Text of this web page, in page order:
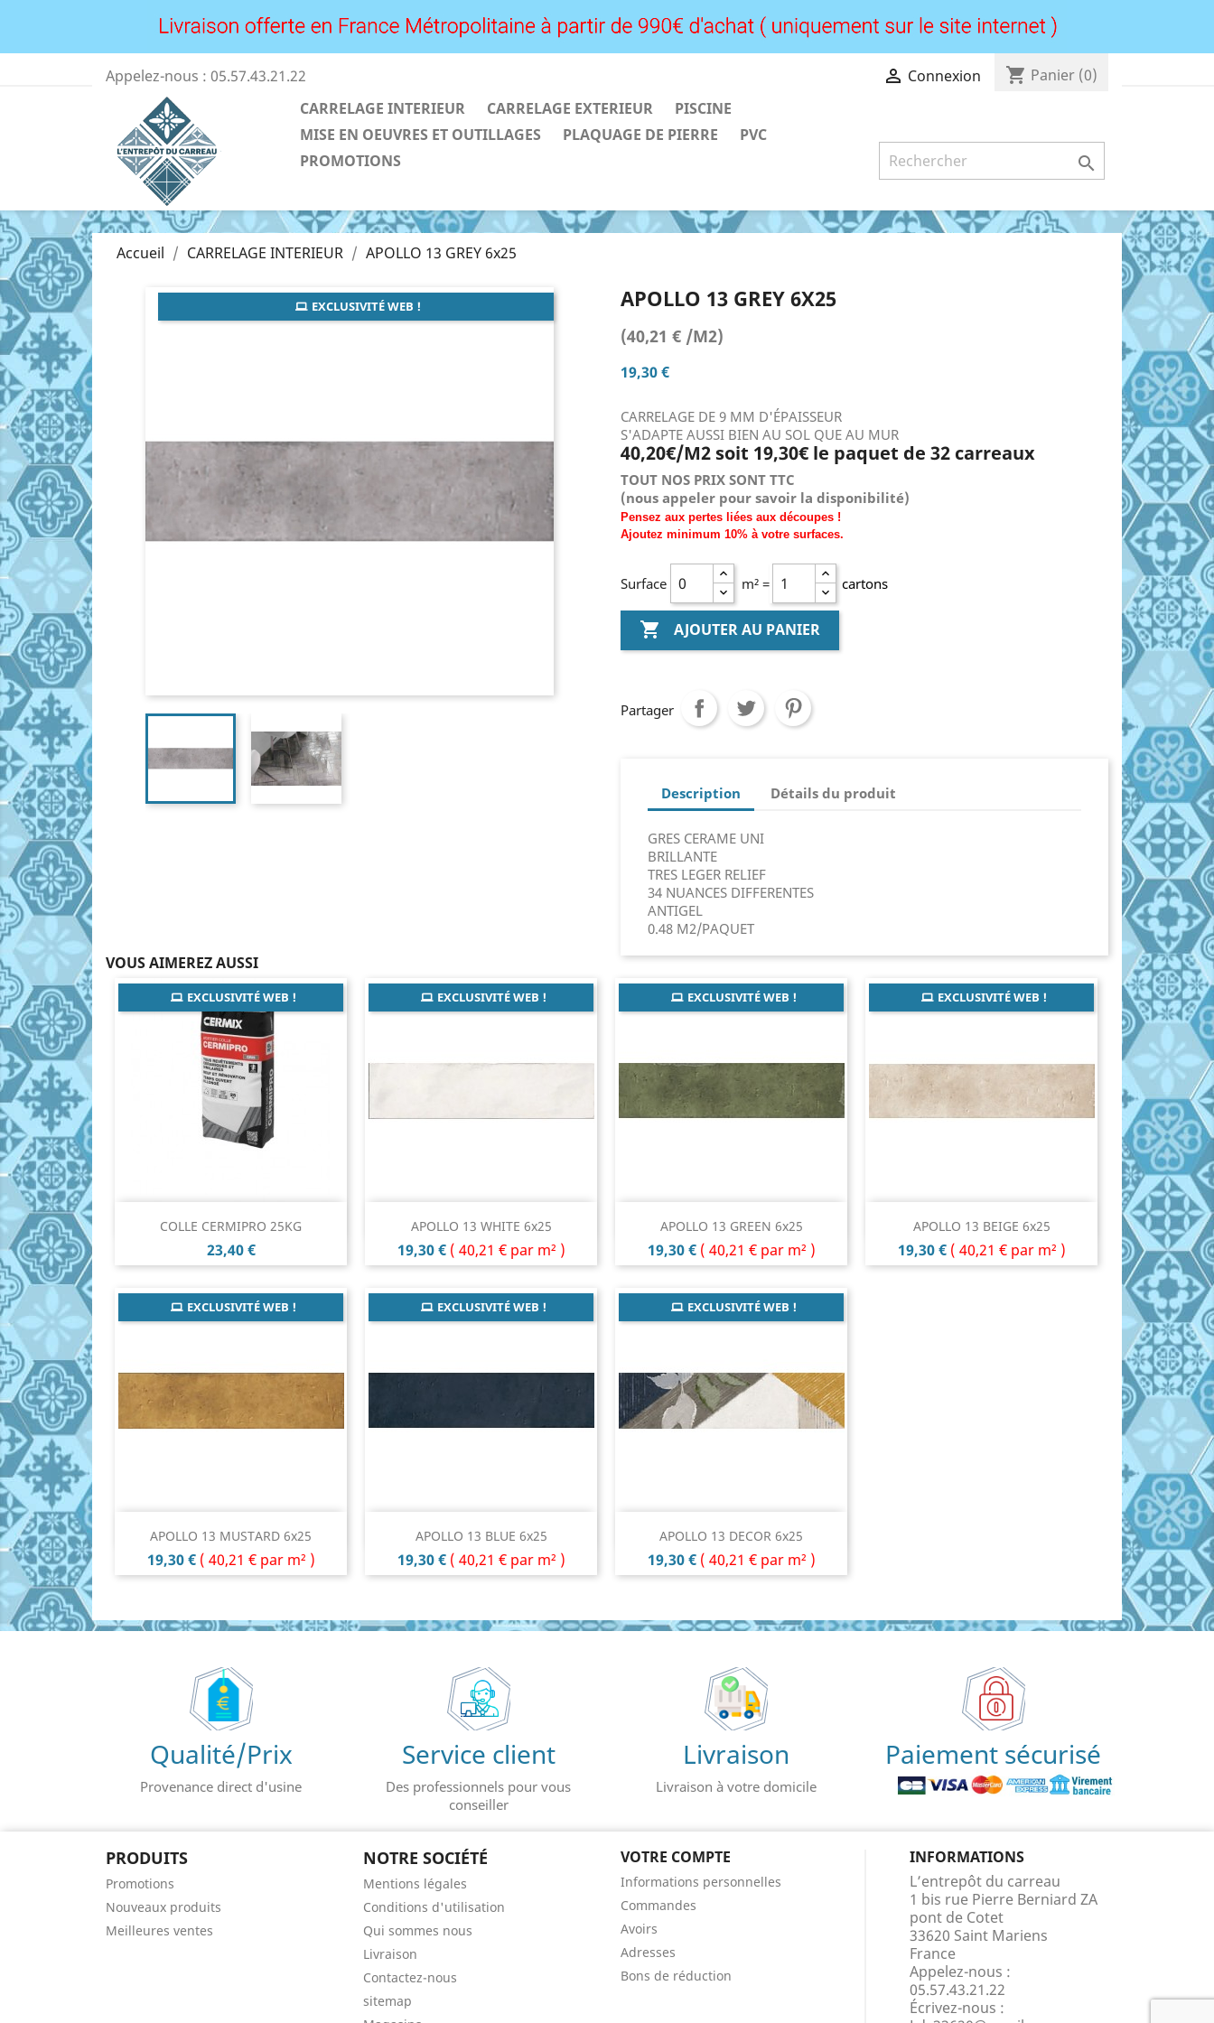
Appelez-nous : 05.57.43.21.22  Connexion shopping_cart Panier (0)
CARRELAGE INTERIEUR
CARRELAGE EXTERIEUR
PISCINE
MISE EN OEUVRES ET OUTILLAGES
PLAQUAGE DE PIERRE
PVC
PROMOTIONS

Accueil CARRELAGE INTERIEUR APOLLO 13 GREY 6x25
EXCLUSIVITÉ WEB ! APOLLO 13 GREY 6X25
(40,21 € /M2)
19,30 €
CARRELAGE DE 9 MM D'ÉPAISSEUR
S'ADAPTE AUSSI BIEN AU SOL QUE AU MUR
40,20€/M2 soit 19,30€ le paquet de 32 carreaux
TOUT NOS PRIX SONT TTC
(nous appeler pour savoir la disponibilité)
Pensez aux pertes liées aux découpes !
Ajoutez minimum 10% à votre surfaces.
Surface m² = cartons
 AJOUTER AU PANIER
Partager
Description Détails du produit
GRES CERAME UNI
BRILLANTE
TRES LEGER RELIEF
34 NUANCES DIFFERENTES
ANTIGEL
0.48 M2/PAQUET
VOUS AIMEREZ AUSSI
COLLE CERMIPRO 25KG
Prix
23,40 €
EXCLUSIVITÉ WEB !
 Aperçu rapide APOLLO 13 WHITE 6x25
Prix
19,30 € ( 40,21 € par m² )
EXCLUSIVITÉ WEB !
 Aperçu rapide APOLLO 13 GREEN 6x25
Prix
19,30 € ( 40,21 € par m² )
EXCLUSIVITÉ WEB !
 Aperçu rapide APOLLO 13 BEIGE 6x25
Prix
19,30 € ( 40,21 € par m² )
EXCLUSIVITÉ WEB !
 Aperçu rapide
APOLLO 13 MUSTARD 6x25
Prix
19,30 € ( 40,21 € par m² )
EXCLUSIVITÉ WEB !
Aperçu rapide APOLLO 13 BLUE 6x25
Prix
19,30 € ( 40,21 € par m² )
EXCLUSIVITÉ WEB !
Aperçu rapide APOLLO 13 DECOR 6x25
Prix
19,30 € ( 40,21 € par m² )
EXCLUSIVITÉ WEB !
 Aperçu rapide
Qualité/Prix
Provenance direct d'usine
Service client
Des professionnels pour vous
conseiller
Livraison
Livraison à votre domicile
Paiement sécurisé
PRODUITS
Promotions
Nouveaux produits
Meilleures ventes
NOTRE SOCIÉTÉ
Mentions légales
Conditions d'utilisation
Qui sommes nous
Livraison
Contactez-nous
sitemap
VOTRE COMPTE
Informations personnelles
Commandes
Avoirs
Adresses
Bons de réduction
INFORMATIONS
L’entrepôt du carreau
1 bis rue Pierre Berniard ZA
pont de Cotet
33620 Saint Mariens
France
Appelez-nous :
05.57.43.21.22
Écrivez-nous :